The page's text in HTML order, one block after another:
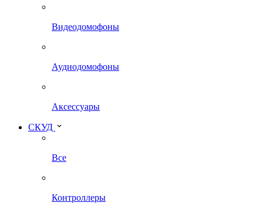
Видеодомофоны
Аудиодомофоны
Аксессуары
СКУД
Все
Контроллеры